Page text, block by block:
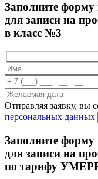
Заполните форму
для записи на
в класс №3
Отправляя заявку, вы
персональных данных
Заполните форму
для записи на
по тарифу